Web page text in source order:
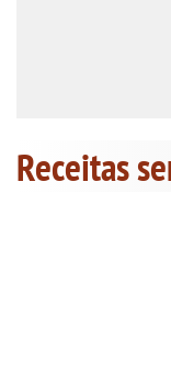
Receitas